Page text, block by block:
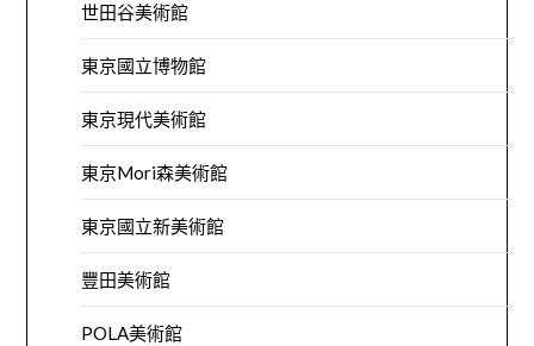
世田谷美術館
東京國立博物館
東京現代美術館
東京Mori森美術館
東京國立新美術館
豐田美術館
POLA美術館